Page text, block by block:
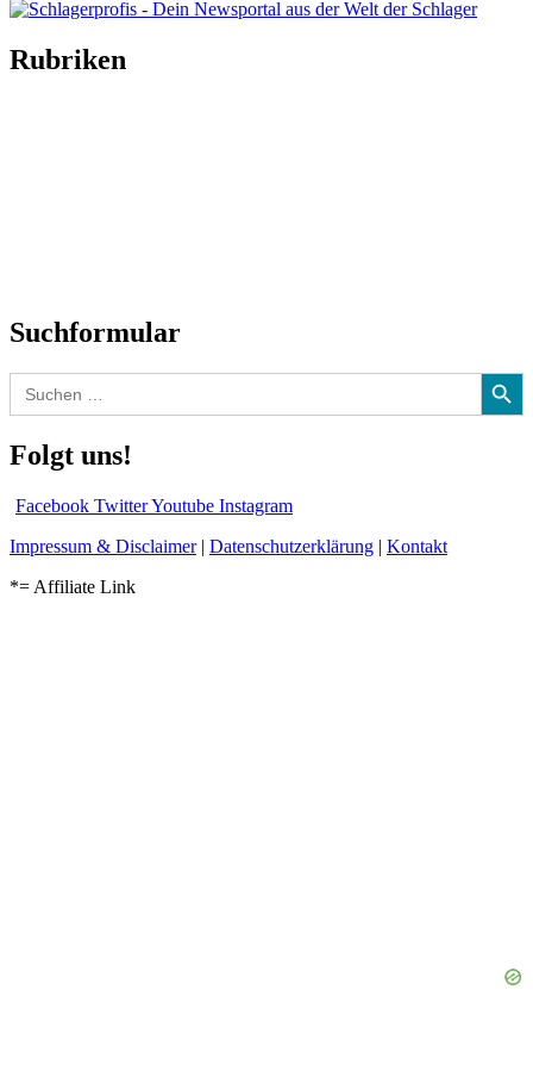
Rubriken
Suchformular
Search
for:
Search Button
Folgt uns!
Facebook TwitterYoutube Instagram
Impressum & Disclaimer| Datenschutzerklärung | Kontakt
*= Affiliate Link